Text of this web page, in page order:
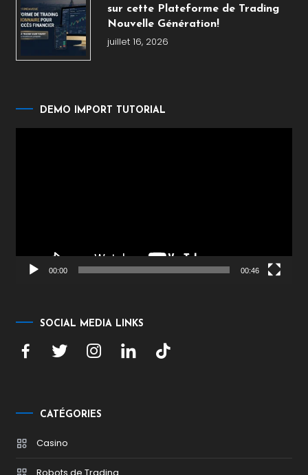
sur cette Plateforme de Trading
Nouvelle Génération!
juillet 16, 2026
DEMO IMPORT TUTORIAL
00:00 00:46
SOCIAL MEDIA LINKS
CATÉGORIES
Casino